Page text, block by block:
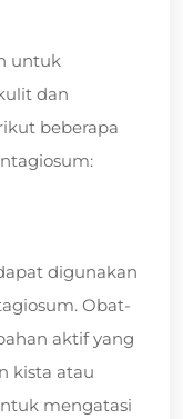
untuk
dan
beberapa
digunakan
Obat-
aktif yang
kista atau
mengatasi